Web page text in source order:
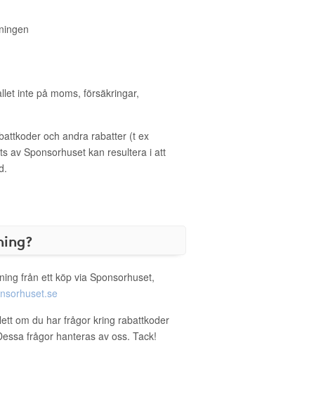
inte på moms, försäkringar,
och andra rabatter (t ex
av Sponsorhuset kan resultera i att
från ett köp via Sponsorhuset,
om du har frågor kring rabattkoder
frågor hanteras av oss. Tack!